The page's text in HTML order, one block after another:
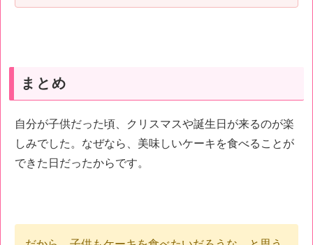
まとめ
自分が子供だった頃、クリスマスや誕生日が来るのが楽
しみでした。なぜなら、美味しいケーキを食べることが
できた日だったからです。